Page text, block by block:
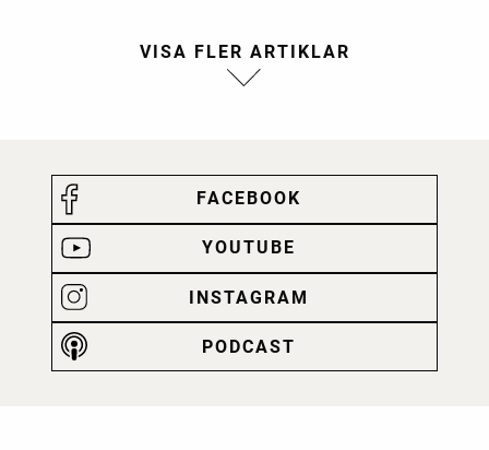
FACEBOOK
YOUTUBE
INSTAGRAM
PODCAST